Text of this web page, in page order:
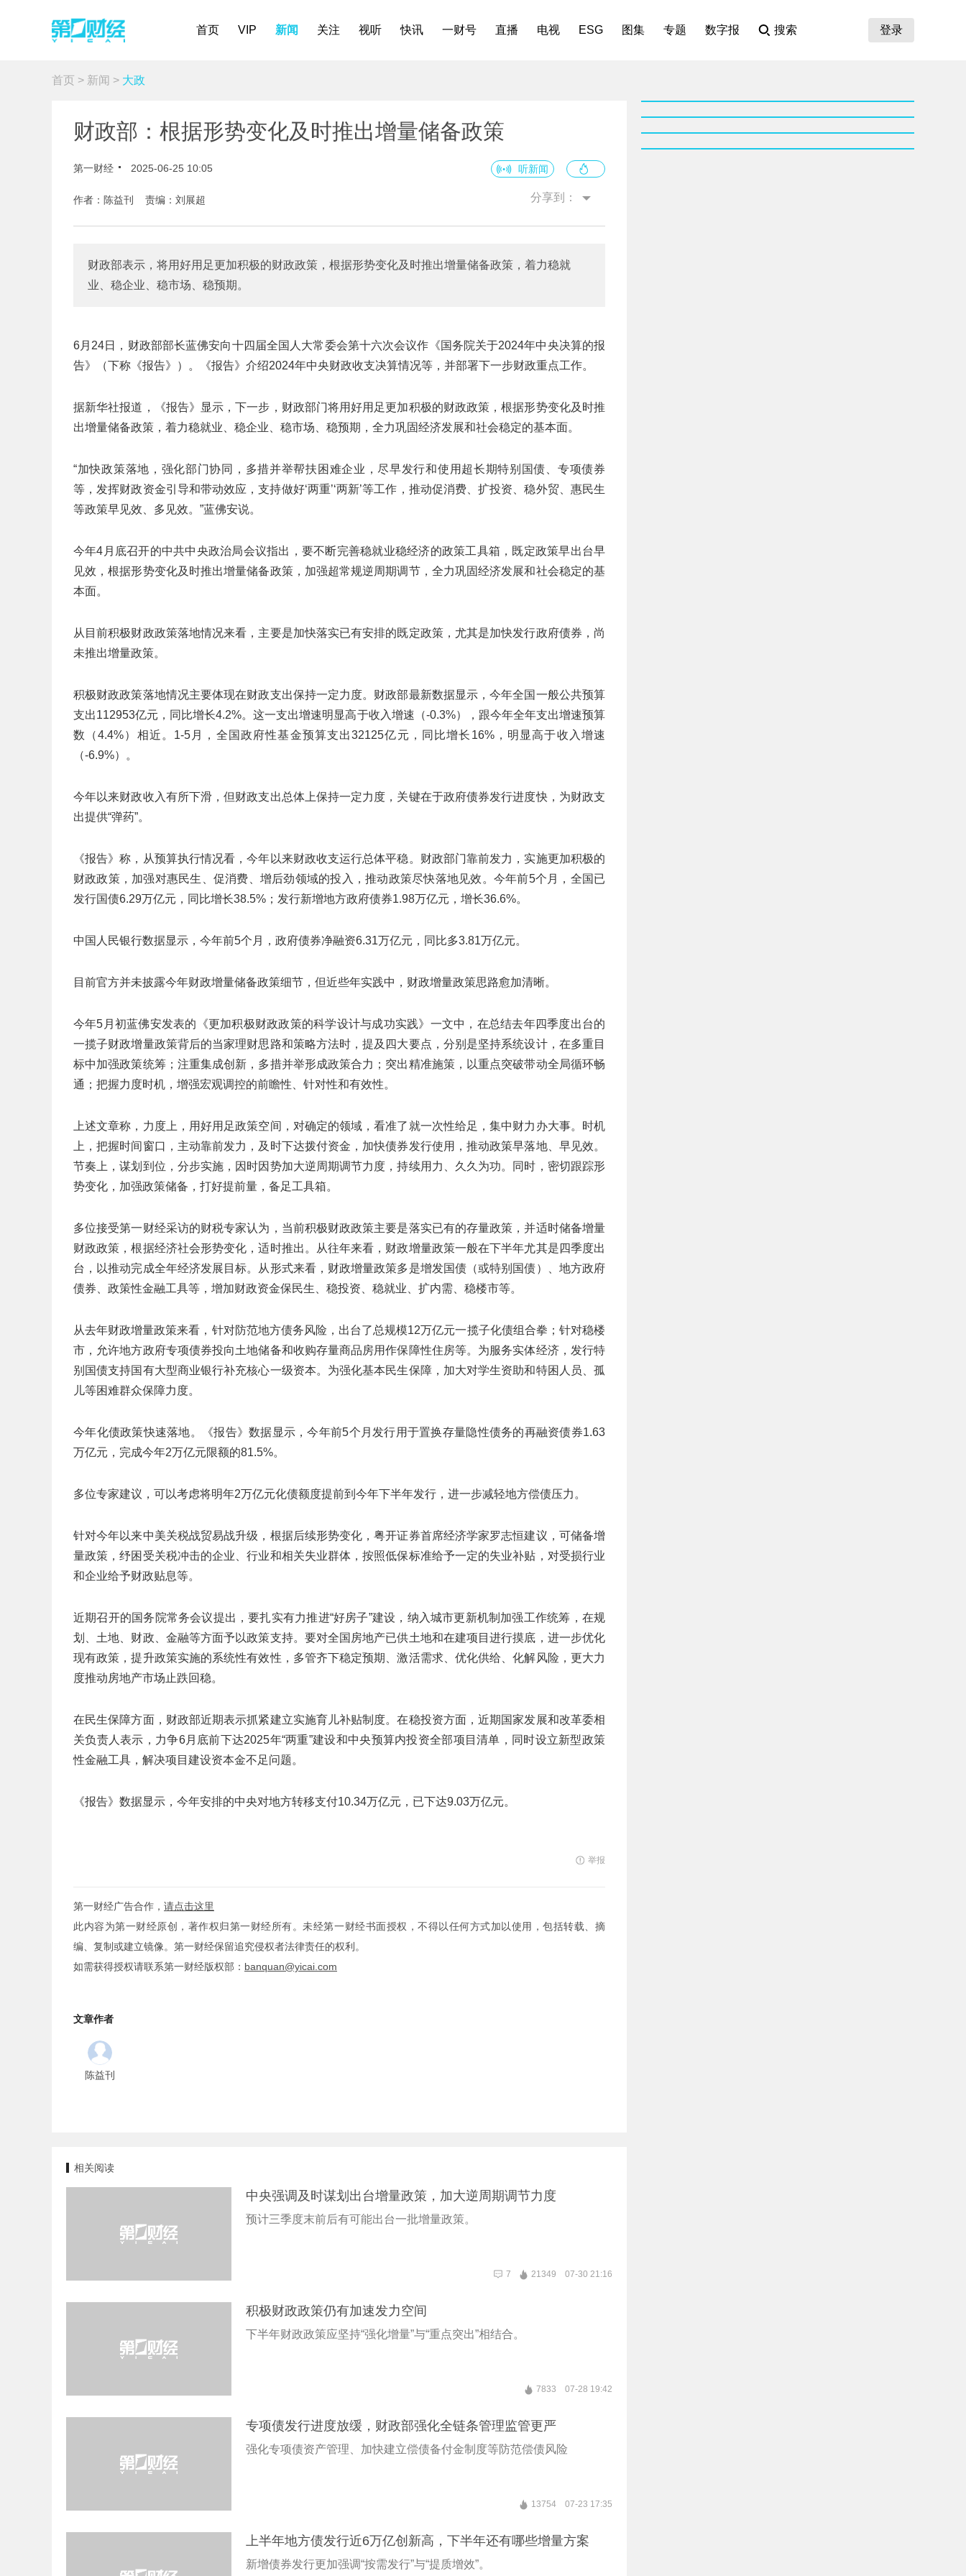
首页 VIP 新闻 关注 视听 快讯 一财号 直播 电视 ESG 图集 专题 数字报 搜索 登录
首页 > 新闻 > 大政
财政部：根据形势变化及时推出增量储备政策
第一财经 2025-06-25 10:05 听新闻
作者：陈益刊 责编：刘展超 分享到：
财政部表示，将用好用足更加积极的财政政策，根据形势变化及时推出增量储备政策，着力稳就
业、稳企业、稳市场、稳预期。
6月24日，财政部部长蓝佛安向十四届全国人大常委会第十六次会议作《国务院关于2024年中央决算的报
告》（下称《报告》）。《报告》介绍2024年中央财政收支决算情况等，并部署下一步财政重点工作。
据新华社报道，《报告》显示，下一步，财政部门将用好用足更加积极的财政政策，根据形势变化及时推
出增量储备政策，着力稳就业、稳企业、稳市场、稳预期，全力巩固经济发展和社会稳定的基本面。
“加快政策落地，强化部门协同，多措并举帮扶困难企业，尽早发行和使用超长期特别国债、专项债券
等，发挥财政资金引导和带动效应，支持做好‘两重’‘两新’等工作，推动促消费、扩投资、稳外贸、惠民生
等政策早见效、多见效。”蓝佛安说。
今年4月底召开的中共中央政治局会议指出，要不断完善稳就业稳经济的政策工具箱，既定政策早出台早
见效，根据形势变化及时推出增量储备政策，加强超常规逆周期调节，全力巩固经济发展和社会稳定的基
本面。
从目前积极财政政策落地情况来看，主要是加快落实已有安排的既定政策，尤其是加快发行政府债券，尚
未推出增量政策。
积极财政政策落地情况主要体现在财政支出保持一定力度。财政部最新数据显示，今年全国一般公共预算
支出112953亿元，同比增长4.2%。这一支出增速明显高于收入增速（-0.3%），跟今年全年支出增速预算
数（4.4%）相近。1-5月，全国政府性基金预算支出32125亿元，同比增长16%，明显高于收入增速
（-6.9%）。
今年以来财政收入有所下滑，但财政支出总体上保持一定力度，关键在于政府债券发行进度快，为财政支
出提供“弹药”。
《报告》称，从预算执行情况看，今年以来财政收支运行总体平稳。财政部门靠前发力，实施更加积极的
财政政策，加强对惠民生、促消费、增后劲领域的投入，推动政策尽快落地见效。今年前5个月，全国已
发行国债6.29万亿元，同比增长38.5%；发行新增地方政府债券1.98万亿元，增长36.6%。
中国人民银行数据显示，今年前5个月，政府债券净融资6.31万亿元，同比多3.81万亿元。
目前官方并未披露今年财政增量储备政策细节，但近些年实践中，财政增量政策思路愈加清晰。
今年5月初蓝佛安发表的《更加积极财政政策的科学设计与成功实践》一文中，在总结去年四季度出台的
一揽子财政增量政策背后的当家理财思路和策略方法时，提及四大要点，分别是坚持系统设计，在多重目
标中加强政策统筹；注重集成创新，多措并举形成政策合力；突出精准施策，以重点突破带动全局循环畅
通；把握力度时机，增强宏观调控的前瞻性、针对性和有效性。
上述文章称，力度上，用好用足政策空间，对确定的领域，看准了就一次性给足，集中财力办大事。时机
上，把握时间窗口，主动靠前发力，及时下达拨付资金，加快债券发行使用，推动政策早落地、早见效。
节奏上，谋划到位，分步实施，因时因势加大逆周期调节力度，持续用力、久久为功。同时，密切跟踪形
势变化，加强政策储备，打好提前量，备足工具箱。
多位接受第一财经采访的财税专家认为，当前积极财政政策主要是落实已有的存量政策，并适时储备增量
财政政策，根据经济社会形势变化，适时推出。从往年来看，财政增量政策一般在下半年尤其是四季度出
台，以推动完成全年经济发展目标。从形式来看，财政增量政策多是增发国债（或特别国债）、地方政府
债券、政策性金融工具等，增加财政资金保民生、稳投资、稳就业、扩内需、稳楼市等。
从去年财政增量政策来看，针对防范地方债务风险，出台了总规模12万亿元一揽子化债组合拳；针对稳楼
市，允许地方政府专项债券投向土地储备和收购存量商品房用作保障性住房等。为服务实体经济，发行特
别国债支持国有大型商业银行补充核心一级资本。为强化基本民生保障，加大对学生资助和特困人员、孤
儿等困难群众保障力度。
今年化债政策快速落地。《报告》数据显示，今年前5个月发行用于置换存量隐性债务的再融资债券1.63
万亿元，完成今年2万亿元限额的81.5%。
多位专家建议，可以考虑将明年2万亿元化债额度提前到今年下半年发行，进一步减轻地方偿债压力。
针对今年以来中美关税战贸易战升级，根据后续形势变化，粤开证券首席经济学家罗志恒建议，可储备增
量政策，纾困受关税冲击的企业、行业和相关失业群体，按照低保标准给予一定的失业补贴，对受损行业
和企业给予财政贴息等。
近期召开的国务院常务会议提出，要扎实有力推进“好房子”建设，纳入城市更新机制加强工作统筹，在规
划、土地、财政、金融等方面予以政策支持。要对全国房地产已供土地和在建项目进行摸底，进一步优化
现有政策，提升政策实施的系统性有效性，多管齐下稳定预期、激活需求、优化供给、化解风险，更大力
度推动房地产市场止跌回稳。
在民生保障方面，财政部近期表示抓紧建立实施育儿补贴制度。在稳投资方面，近期国家发展和改革委相
关负责人表示，力争6月底前下达2025年“两重”建设和中央预算内投资全部项目清单，同时设立新型政策
性金融工具，解决项目建设资本金不足问题。
《报告》数据显示，今年安排的中央对地方转移支付10.34万亿元，已下达9.03万亿元。
举报
第一财经广告合作， 请点击这里
此内容为第一财经原创，著作权归第一财经所有。未经第一财经书面授权，不得以任何方式加以使用，包括转载、摘
编、复制或建立镜像。第一财经保留追究侵权者法律责任的权利。
如需获得授权请联系第一财经版权部： banquan@yicai.com
文章作者
陈益刊
相关阅读
中央强调及时谋划出台增量政策，加大逆周期调节力度
预计三季度末前后有可能出台一批增量政策。
7 21349 07-30 21:16
积极财政政策仍有加速发力空间
下半年财政政策应坚持“强化增量”与“重点突出”相结合。
7833 07-28 19:42
专项债发行进度放缓，财政部强化全链条管理监管更严
强化专项债资产管理、加快建立偿债备付金制度等防范偿债风险
13754 07-23 17:35
上半年地方债发行近6万亿创新高，下半年还有哪些增量方案
新增债券发行更加强调“按需发行”与“提质增效”。